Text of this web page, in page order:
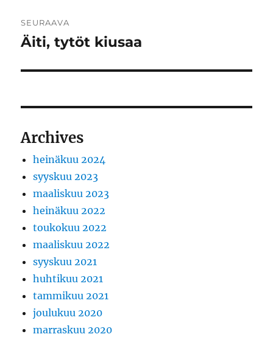
SEURAAVA
Seuraava
Äiti, tytöt kiusaa
Archives
heinäkuu 2024
syyskuu 2023
maaliskuu 2023
heinäkuu 2022
toukokuu 2022
maaliskuu 2022
syyskuu 2021
huhtikuu 2021
tammikuu 2021
joulukuu 2020
marraskuu 2020